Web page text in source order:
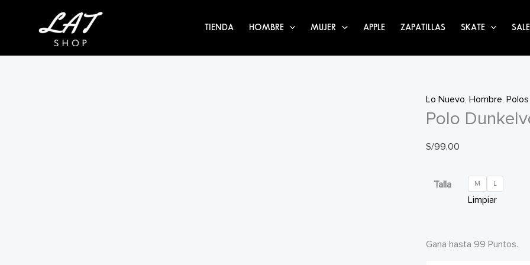
TIENDA HOMBRE MUJER APPLE ZAPATILLAS SKATE SALE
Lo Nuevo, Hombre, Polos
Polo
S/99.00
Talla M L
Limpiar
Gana hasta 99 Puntos.